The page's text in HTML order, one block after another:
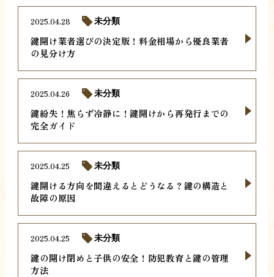
鍵開け業者選びの決定版！料金相場から優良業者
の見分け方
2025.04.28 未分類
鍵紛失！焦らず冷静に！鍵開けから再発行までの
完全ガイド
2025.04.26 未分類
鍵開ける方向を間違えるとどうなる？鍵の構造と
故障の原因
2025.04.25 未分類
鍵の開け閉めと子供の安全！防犯教育と鍵の管理
方法
2025.04.25 未分類